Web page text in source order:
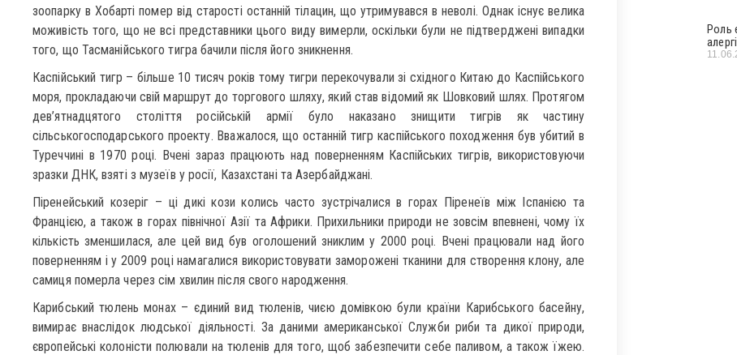
зоопарку в Хобарті помер від старості останній тілацин, що утримувався в неволі. Однак існує велика
моживість того, що не всі представники цього виду вимерли, оскільки були не підтверджені випадки
того, що Тасманійського тигра бачили після його зникнення.
Каспійський тигр – більше 10 тисяч років тому тигри перекочували зі східного Китаю до Каспійського
моря, прокладаючи свій маршрут до торгового шляху, який став відомий як Шовковий шлях. Протягом
дев’ятнадцятого століття російській армії було наказано знищити тигрів як частину
сільськогосподарського проекту. Вважалося, що останній тигр каспійського походження був убитий в
Туреччині в 1970 році. Вчені зараз працюють над поверненням Каспійських тигрів, використовуючи
зразки ДНК, взяті з музеїв у росії, Казахстані та Азербайджані.
Піренейський козеріг – ці дикі кози колись часто зустрічалися в горах Піренеїв між Іспанією та
Францією, а також в горах північної Азії та Африки. Прихильники природи не зовсім впевнені, чому їх
кількість зменшилася, але цей вид був оголошений зниклим у 2000 році. Вчені працювали над його
поверненням і у 2009 році намагалися використовувати заморожені тканини для створення клону, але
самиця померла через сім хвилин після свого народження.
Карибський тюлень монах – єдиний вид тюленів, чиєю домівкою були країни Карибського басейну,
вимирає внаслідок людської діяльності. За даними американської Служби риби та дикої природи,
європейські колоністи полювали на тюленів для того, щоб забезпечити себе паливом, а також їжею.
Роль